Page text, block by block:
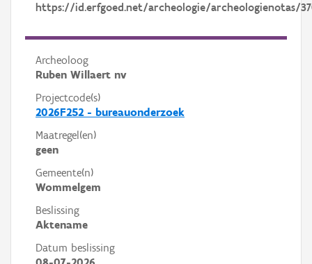
https://id.erfgoed.net/archeologie/archeologienotas/
Archeoloog
Ruben Willaert nv
Projectcode(s)
2026F252 - bureauonderzoek
Maatregel(en)
geen
Gemeente(n)
Wommelgem
Beslissing
Aktename
Datum beslissing